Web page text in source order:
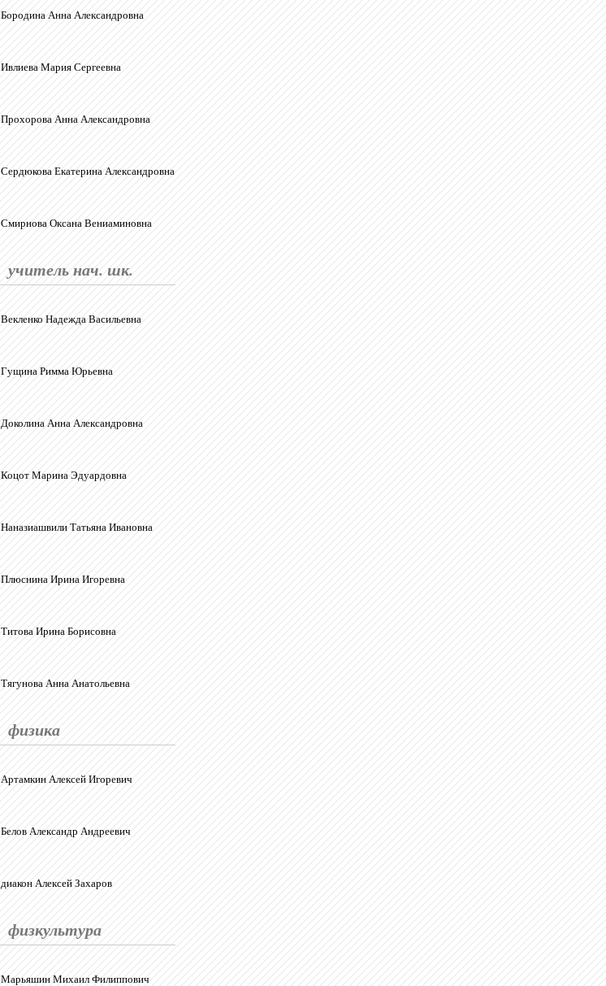
Бородина Анна Александровна
Ивлиева Мария Сергеевна
Прохорова Анна Александровна
Сердюкова Екатерина Александровна
Смирнова Оксана Вениаминовна
учитель нач. шк.
Векленко Надежда Васильевна
Гущина Римма Юрьевна
Доколина Анна Александровна
Коцот Марина Эдуардовна
Наназиашвили Татьяна Ивановна
Плюснина Ирина Игоревна
Титова Ирина Борисовна
Тягунова Анна Анатольевна
физика
Артамкин Алексей Игоревич
Белов Александр Андреевич
диакон Алексей Захаров
физкультура
Марьяшин Михаил Филиппович